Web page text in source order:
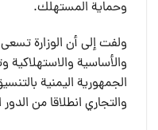
وحماية المستهلك.
ولفت إلى أن الوزارة تسعى
والأساسية
الجمهورية اليمنية
والتجاري انطلاقا من